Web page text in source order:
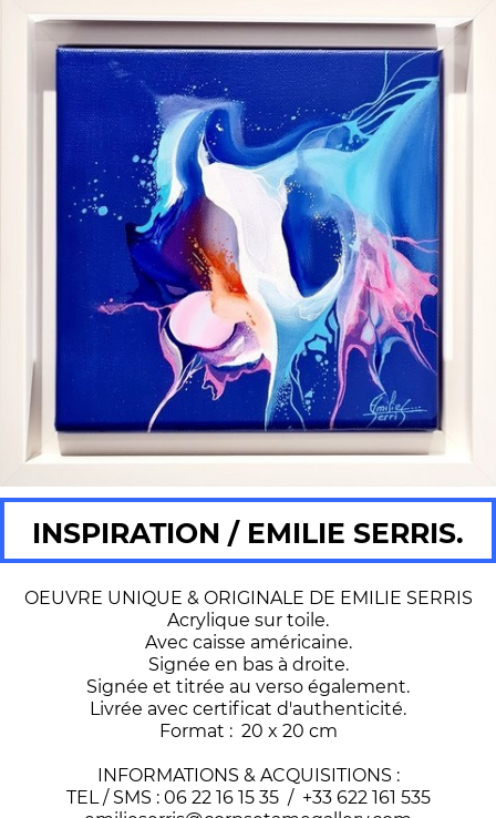
INSPIRATION / EMILIE SERRIS.
OEUVRE UNIQUE & ORIGINALE DE EMILIE SERRIS
Acrylique sur toile.
Avec caisse américaine.
Signée en bas à droite.
Signée et titrée au verso également.
Livrée avec certificat d'authenticité.
Format : 20 x 20 cm
INFORMATIONS & ACQUISITIONS :
TEL / SMS : 06 22 16 15 35 / +33 622 161 535